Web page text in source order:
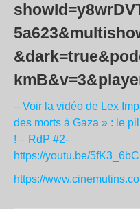
– Voir la vidéo de Lex
des morts à Gaza » : le
! – RdP #2-
https://youtu.be/
https://